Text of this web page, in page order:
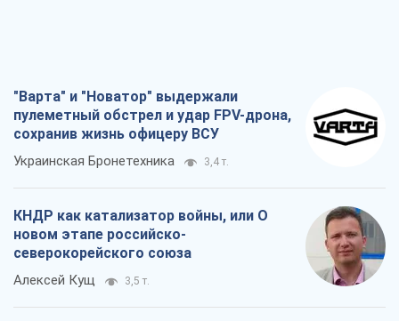
"Варта" и "Новатор" выдержали
пулеметный обстрел и удар FPV-дрона,
сохранив жизнь офицеру ВСУ
Украинская Бронетехника 3,4 т.
КНДР как катализатор войны, или О
новом этапе российско-
северокорейского союза
Алексей Кущ 3,5 т.